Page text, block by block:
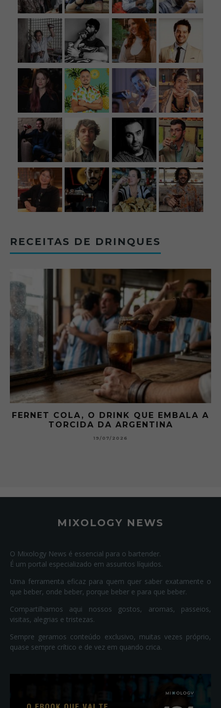
RECEITAS DE DRINQUES
FERNET COLA, O DRINK QUE EMBALA A
TORCIDA DA ARGENTINA
19/07/2026
MIXOLOGY NEWS
O Mixology News é essencial para o bartender.
É um portal especializado em assuntos líquidos.
Uma ferramenta eficaz para quem quer saber exatamente o
que beber, onde beber, porque beber e para que beber.
Compartilhamos aqui nossos gostos, aromas, passeios,
visitas, alegrias e tristezas.
Sempre geramos conteúdo exclusivo, muitas vezes próprio,
quase sempre crítico e de vez em quando crica.